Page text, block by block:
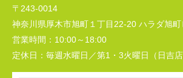
〒243-0014
神奈川県厚木市旭町１丁目22-20 ハラダ旭町
営業時間： 10:00～18:00
定休日： 毎週水曜日／第1・3火曜日（日吉店